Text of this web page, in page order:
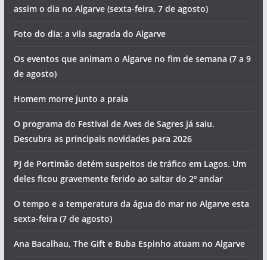
assim o dia no Algarve (sexta-feira, 7 de agosto)
Foto do dia: a vila sagrada do Algarve
Os eventos que animam o Algarve no fim de semana (7 a 9
de agosto)
Homem morre junto a praia
O programa do Festival de Aves de Sagres já saiu.
Descubra as principais novidades para 2026
PJ de Portimão detém suspeitos de tráfico em Lagos. Um
deles ficou gravemente ferido ao saltar do 2º andar
O tempo e a temperatura da água do mar no Algarve esta
sexta-feira (7 de agosto)
Ana Bacalhau, The Gift e Buba Espinho atuam no Algarve